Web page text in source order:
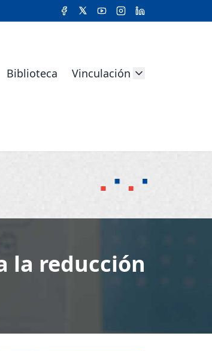
Biblioteca Vinculación
la reducción